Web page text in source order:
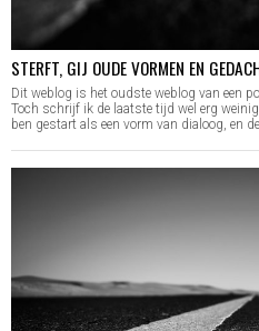
STERFT, GIJ OUDE VORMEN EN
Dit weblog is het oudste weblog van een
Toch schrijf ik de laatste tijd wel erg
ben gestart als een vorm van dialoog, en